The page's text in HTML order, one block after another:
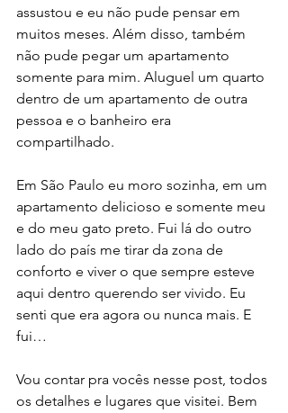
assustou e eu não pude pensar em
muitos meses. Além disso, também
não pude pegar um apartamento
somente para mim. Aluguel um quarto
dentro de um apartamento de outra
pessoa e o banheiro era
compartilhado.
Em São Paulo eu moro sozinha, em um
apartamento delicioso e somente meu
e do meu gato preto. Fui lá do outro
lado do país me tirar da zona de
conforto e viver o que sempre esteve
aqui dentro querendo ser vivido. Eu
senti que era agora ou nunca mais. E
fui…
Vou contar pra vocês nesse post, todos
os detalhes e lugares que visitei. Bem